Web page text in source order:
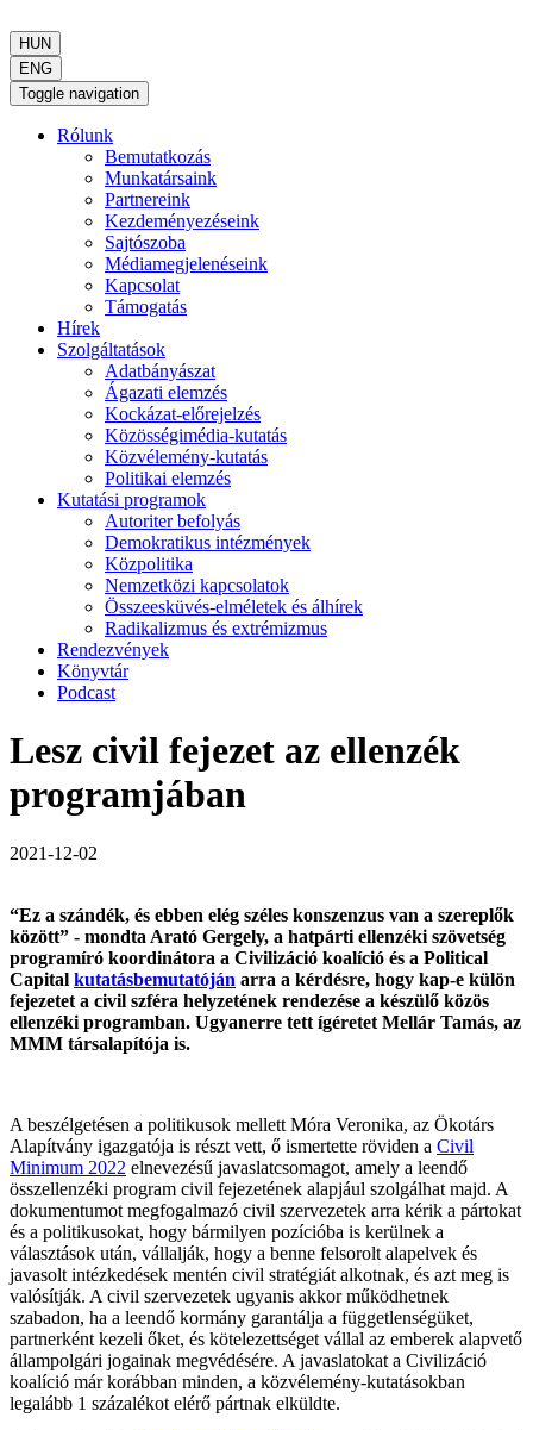
HUN
ENG
Toggle navigation
Rólunk
Bemutatkozás
Munkatársaink
Partnereink
Kezdeményezéseink
Sajtószoba
Médiamegjelenéseink
Kapcsolat
Támogatás
Hírek
Szolgáltatások
Adatbányászat
Ágazati elemzés
Kockázat-előrejelzés
Közösségimédia-kutatás
Közvélemény-kutatás
Politikai elemzés
Kutatási programok
Autoriter befolyás
Demokratikus intézmények
Közpolitika
Nemzetközi kapcsolatok
Összeesküvés-elméletek és álhírek
Radikalizmus és extrémizmus
Rendezvények
Könyvtár
Podcast
Lesz civil fejezet az ellenzék
programjában
2021-12-02
“Ez a szándék, és ebben elég széles konszenzus van a szereplők
között” - mondta Arató Gergely, a hatpárti ellenzéki szövetség
programíró koordinátora a Civilizáció koalíció és a Political
Capital kutatásbemutatóján arra a kérdésre, hogy kap-e külön
fejezetet a civil szféra helyzetének rendezése a készülő közös
ellenzéki programban. Ugyanerre tett ígéretet Mellár Tamás, az
MMM társalapítója is.
A beszélgetésen a politikusok mellett Móra Veronika, az Ökotárs
Alapítvány igazgatója is részt vett, ő ismertette röviden a Civil
Minimum 2022 elnevezésű javaslatcsomagot, amely a leendő
összellenzéki program civil fejezetének alapjául szolgálhat majd. A
dokumentumot megfogalmazó civil szervezetek arra kérik a pártokat
és a politikusokat, hogy bármilyen pozícióba is kerülnek a
választások után, vállalják, hogy a benne felsorolt alapelvek és
javasolt intézkedések mentén civil stratégiát alkotnak, és azt meg is
valósítják. A civil szervezetek ugyanis akkor működhetnek
szabadon, ha a leendő kormány garantálja a függetlenségüket,
partnerként kezeli őket, és kötelezettséget vállal az emberek alapvető
állampolgári jogainak megvédésére. A javaslatokat a Civilizáció
koalíció már korábban minden, a közvélemény-kutatásokban
legalább 1 százalékot elérő pártnak elküldte.